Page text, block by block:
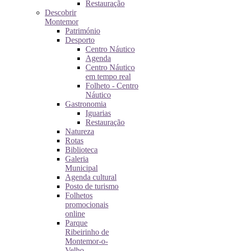
Restauração
Descobrir
Montemor
Património
Desporto
Centro Náutico
Agenda
Centro Náutico
em tempo real
Folheto - Centro
Náutico
Gastronomia
Iguarias
Restauração
Natureza
Rotas
Biblioteca
Galeria
Municipal
Agenda cultural
Posto de turismo
Folhetos
promocionais
online
Parque
Ribeirinho de
Montemor-o-